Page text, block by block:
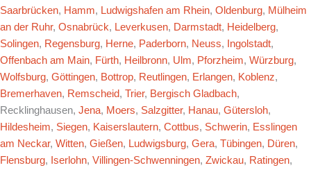
Saarbrücken, Hamm, Ludwigshafen am Rhein, Oldenburg, Mülheim
an der Ruhr, Osnabrück, Leverkusen, Darmstadt, Heidelberg,
Solingen, Regensburg, Herne, Paderborn, Neuss, Ingolstadt,
Offenbach am Main, Fürth, Heilbronn, Ulm, Pforzheim, Würzburg,
Wolfsburg, Göttingen, Bottrop, Reutlingen, Erlangen, Koblenz,
Bremerhaven, Remscheid, Trier, Bergisch Gladbach,
Recklinghausen, Jena, Moers, Salzgitter, Hanau, Gütersloh,
Hildesheim, Siegen, Kaiserslautern, Cottbus, Schwerin, Esslingen
am Neckar, Witten, Gießen, Ludwigsburg, Gera, Tübingen, Düren,
Flensburg, Iserlohn, Villingen-Schwenningen, Zwickau, Ratingen,